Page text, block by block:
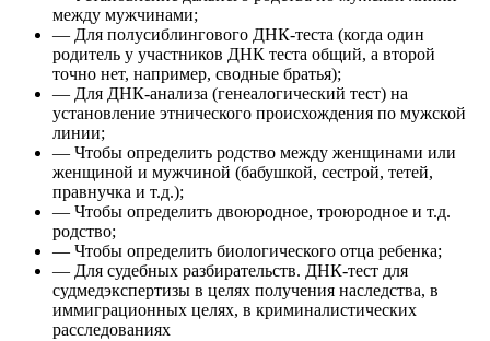
между мужчинами;
— Для полусиблингового ДНК-теста (когда один
родитель у участников ДНК теста общий, а второй
точно нет, например, сводные братья);
— Для ДНК-анализа (генеалогический тест) на
установление этнического происхождения по мужской
линии;
— Чтобы определить родство между женщинами или
женщиной и мужчиной (бабушкой, сестрой, тетей,
правнучка и т.д.);
— Чтобы определить двоюродное, троюродное и т.д.
родство;
— Чтобы определить биологического отца ребенка;
— Для судебных разбирательств. ДНК-тест для
судмедэкспертизы в целях получения наследства, в
иммиграционных целях, в криминалистических
расследованиях